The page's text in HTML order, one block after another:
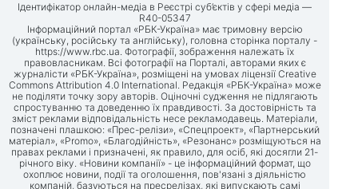
Ідентифікатор онлайн-медіа в Реєстрі суб’єктів у сфері медіа —
R40-05347
Інформаційний портал «РБК-Україна» має тримовну версію
(українську, російську та англійську), головна сторінка порталу -
https://www.rbc.ua. Фотографії, зображення належать їх
правовласникам. Всі фотографії на Порталі, авторами яких є
журналісти «РБК-Україна», розміщені на умовах ліцензії Creative
Commons Attribution 4.0 International. Редакція «РБК-Україна» може
не поділяти точку зору авторів. Оціночні судження не підлягають
спростуванню та доведенню їх правдивості. За достовірність та
зміст реклами відповідальність несе рекламодавець. Матеріали,
позначені плашкою: «Прес-релізи», «Спецпроект», «Партнерський
матеріал», «Promo», «Благодійність», «Резонанс» розміщуються на
правах реклами і призначені, як правило, для осіб, які досягли 21-
річного віку. «Новини компанії» - це інформаційний формат, що
охоплює новини, події та оголошення, пов'язані з діяльністю
компаній, базуються на пресрелізах, які випускають самі